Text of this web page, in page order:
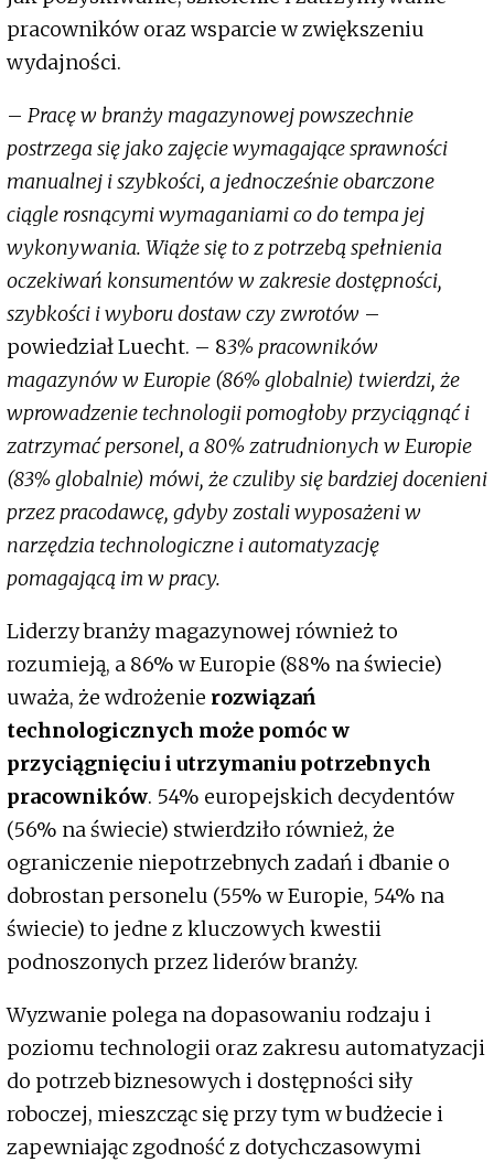
pracowników oraz wsparcie w zwiększeniu
wydajności.
– Pracę w branży magazynowej powszechnie
postrzega się jako zajęcie wymagające sprawności
manualnej i szybkości, a jednocześnie obarczone
ciągle rosnącymi wymaganiami co do tempa jej
wykonywania. Wiąże się to z potrzebą spełnienia
oczekiwań konsumentów w zakresie dostępności,
szybkości i wyboru dostaw czy zwrotów –
powiedział Luecht. – 83% pracowników
magazynów w Europie (86% globalnie) twierdzi, że
wprowadzenie technologii pomogłoby przyciągnąć i
zatrzymać personel, a 80% zatrudnionych w Europie
(83% globalnie) mówi, że czuliby się bardziej docenieni
przez pracodawcę, gdyby zostali wyposażeni w
narzędzia technologiczne i automatyzację
pomagającą im w pracy.
Liderzy branży magazynowej również to
rozumieją, a 86% w Europie (88% na świecie)
uważa, że wdrożenie rozwiązań
technologicznych może pomóc w
przyciągnięciu i utrzymaniu potrzebnych
pracowników. 54% europejskich decydentów
(56% na świecie) stwierdziło również, że
ograniczenie niepotrzebnych zadań i dbanie o
dobrostan personelu (55% w Europie, 54% na
świecie) to jedne z kluczowych kwestii
podnoszonych przez liderów branży.
Wyzwanie polega na dopasowaniu rodzaju i
poziomu technologii oraz zakresu automatyzacji
do potrzeb biznesowych i dostępności siły
roboczej, mieszcząc się przy tym w budżecie i
zapewniając zgodność z dotychczasowymi